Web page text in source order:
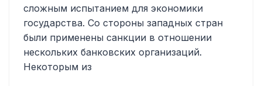
сложным испытанием для экономики
государства. Со стороны западных стран
были применены санкции в отношении
нескольких банковских организаций.
Некоторым из